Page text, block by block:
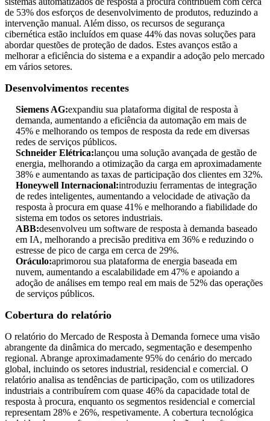
de 53% dos esforços de desenvolvimento de produtos, reduzindo a
intervenção manual. Além disso, os recursos de segurança
cibernética estão incluídos em quase 44% das novas soluções para
abordar questões de proteção de dados. Estes avanços estão a
melhorar a eficiência do sistema e a expandir a adoção pelo mercado
em vários setores.
Desenvolvimentos recentes
Siemens AG:expandiu sua plataforma digital de resposta à
demanda, aumentando a eficiência da automação em mais de
45% e melhorando os tempos de resposta da rede em diversas
redes de serviços públicos.
Schneider Elétrica:lançou uma solução avançada de gestão de
energia, melhorando a otimização da carga em aproximadamente
38% e aumentando as taxas de participação dos clientes em 32%.
Honeywell Internacional:introduziu ferramentas de integração
de redes inteligentes, aumentando a velocidade de ativação da
resposta à procura em quase 41% e melhorando a fiabilidade do
sistema em todos os setores industriais.
ABB:desenvolveu um software de resposta à demanda baseado
em IA, melhorando a precisão preditiva em 36% e reduzindo o
estresse de pico de carga em cerca de 29%.
Oráculo:aprimorou sua plataforma de energia baseada em
nuvem, aumentando a escalabilidade em 47% e apoiando a
adoção de análises em tempo real em mais de 52% das operações
de serviços públicos.
Cobertura do relatório
O relatório do Mercado de Resposta à Demanda fornece uma visão
abrangente da dinâmica do mercado, segmentação e desempenho
regional. Abrange aproximadamente 95% do cenário do mercado
global, incluindo os setores industrial, residencial e comercial. O
relatório analisa as tendências de participação, com os utilizadores
industriais a contribuírem com quase 46% da capacidade total de
resposta à procura, enquanto os segmentos residencial e comercial
representam 28% e 26%, respetivamente. A cobertura tecnológica